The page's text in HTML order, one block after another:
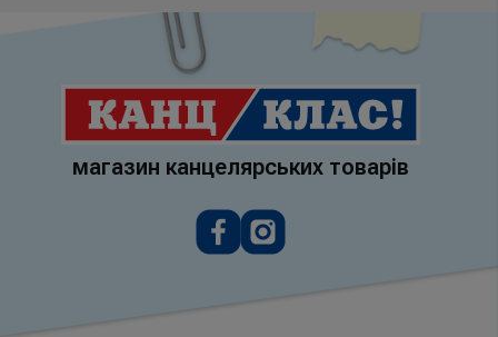
магазин канцелярських товарів